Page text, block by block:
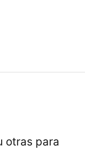
otras para